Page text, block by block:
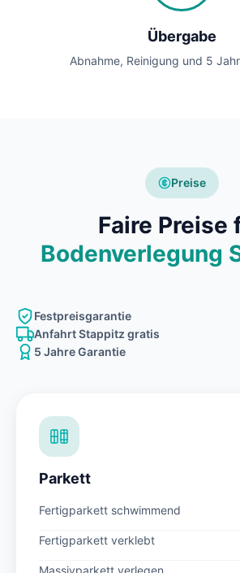
Übergabe
Abnahme, Reinigung und 5
Preise
Faire Preise
Bodenverlegung
Festpreisgarantie
Anfahrt Stappitz gratis
5 Jahre Garantie
Parkett
Fertigparkett schwimmend
Fertigparkett verklebt